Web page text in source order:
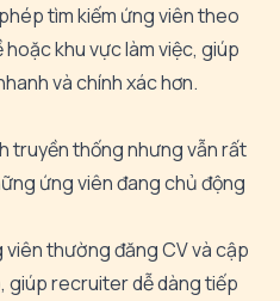
phéptìmkiếm ứngviêntheo
hoặckhuvựclàmviệc, giúp
vàchínhxáchơn.
truyềnthốngnhưngvẫnrất
ứngviênđangchủđộng
viênthườngđăngCVvàcập
giúprecruiterdễdàngtiếp